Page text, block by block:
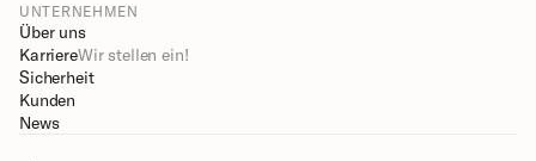
UNTERNEHMEN
Über uns
KarriereWir stellen ein!
Sicherheit
Kunden
News